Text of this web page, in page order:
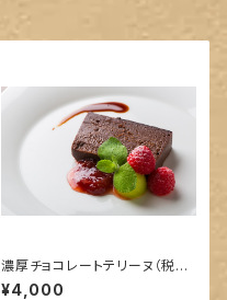
濃厚チョコレートテリーヌ（税込/
送料込）
¥4,000